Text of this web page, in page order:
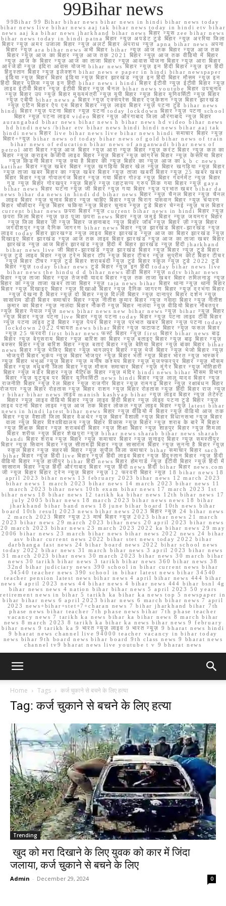
99Bihar news
99Bihar 99 Bihar bihar news bihar news in hindi bihar news today
bihar news live bihar news aaj tak bihar news today in hindi etv bihar
news aaj ka bihar news jharkhand bihar news बिहार न्यूस zee bihar news
bihar news today in hindi patna बिहार न्यूज़ अपडेट टुडे बिहार न्यूज़ अररिया जिला
बिहार न्यूज़ अमर उजाला बिहार न्यूज़ अलर्ट बिहार अपराध न्यूज़ apna bihar news अपना
बिहार न्यूज़ ara bihar news अभी बिहार bihar न्यूज़ आज तक बिहार न्यूज़ आज तक
बिहार न्यूज़ आज का बिहार न्यूज़ आज तक 2021 बिहार न्यूज़ आज तक वीडियो में बिहार
न्यूज़ आज के बिहार न्यूज़ आज का ताजा बिहार न्यूज़ आवास योजना बिहार न्यूज़ आरा बिहार
आरजेडी न्यूज़ इंदिरा आवास योजना bihar news बिहार न्यूज़ इन हिंदी बिहार न्यूज़ इन हिंदी
हिंदुस्तान बिहार न्यूज़ इलेक्शन bihar news e paper in hindi bihar newspaper
इंडिया न्यूज़ बिहार बिहार इंडिया न्यूज़ बिहार झारखंड न्यूज़ इन हिंदी बिहार मौसम न्यूज़ इन
हिंदी बिहार पुलिस न्यूज़ इन हिंदी bihar news i hindi बिहार ईटीवी न्यूज़ ईटीवी बिहार न्यूज़
लाइव ईटीवी बिहार न्यूज़ ईटीवी बिहार न्यूज़ चैनल bihar news youtube बिहार उपचुनाव
न्यूज़ बिहार उप न्यूज़ बिहार मुख्यमंत्री न्यूज़ यूपी बिहार न्यूज़ बिहार यूनिवर्सिटी न्यूज़ बिहार
न्यूज़ एबीपी bihar news a बिहार न्यूज़ एक्सप्रेस बिहार एजुकेशन न्यूज़ बिहार झारखंड
न्यूज़ एटिन बिहार ऐप एम बिहार बिहार न्यूज़ लाइव बिहार न्यूज़ पटना टुडे bihar news
hindi बिहार न्यूज़ पटना बिहार न्यूज़ पटना today lockdown बिहार न्यूज़ पटना school
बिहार न्यूज़ पटना लाइव video बिहार न्यूज़ औरंगाबाद जिला औरंगाबाद न्यूज़ बिहार
aurangabad bihar news bihar news h bihar news hd video bihar news
hd hindi news /bihar etv bihar news hindi hindi news bihar aaj tak
hindi news बिहार live bihar news live bihar news hindi समाचार बिहार न्यूज़
बिहार+न्यूज़ bihar news of today bihar news of gold bihar news of train
bihar news of education bihar news of anganwadi bihar news of
petrol आरा बिहार न्यूज़ आज बिहार न्यूज़ आरा न्यूज़ बिहार न्यूज़ करंट बिहार न्यूज़ कल का
बिहार न्यूज़ क्राइम केजीपी लाइव बिहार न्यूज़ बिहार न्यूज़ कांग्रेस बिहार न्यूज़ केसरिया बिहार
न्यूज़ किडनी बिहार न्यूज़ क्या है बिहार की न्यूज़ बिहार का न्यूज़ आज का k b c news
katihar बिहार न्यूज़ खबर बिहार न्यूज़ खगड़िया बिहार खेल न्यूज़ बिहार खगड़िया न्यूज़ बिहार
न्यूज़ ताजा खबर बिहार का न्यूज़ खबर बिहार न्यूज़ ताजा खबरी बिहार न्यूज़ 25 खबर खबर
बिहार बिहार न्यूज़ गोपालगंज बिहार न्यूज़ गया बिहार गोल्ड न्यूज़ बिहार गवर्नमेंट न्यूज़ बिहार
गुड न्यूज़ बिहार गोरखपुर न्यूज़ बिहार न्यूज़ व्हाट्सप्प ग्रुप लिंक गया बिहार न्यूज़ gaya
bihar news बिहार घटना न्यूज़ जी बिहार न्यूज़ गया बिहार न्यूज़ प्रभात खबर bihar da
news bihar da news in hindi dd bihar news बिहार न्यूज़ चैनल बिहार न्यूज़ चैनल
लाइव बिहार न्यूज़ चुनाव बिहार न्यूज़ चाहिए बिहार न्यूज़ चिराग पासवान बिहार न्यूज़ चंपारण
बिहार चौकीदार न्यूज़ बिहार चकिया न्यूज़ बिहार चुनाव न्यूज़ टुडे बिहार चेन्नई न्यूज़ चल बिहार
current bihar news छपरा बिहार न्यूज़ current bihar news in hindi बिहार न्यूज़
छपरा जिला बिहार न्यूज़ छठ पूजा छपरा news बिहार न्यूज़ जमुई बिहार न्यूज़ जयनगर बिहार
न्यूज़ जिला बिहार जी न्यूज़ बिहार जहानाबाद न्यूज़ बिहार जॉब न्यूज़ बिहार ज़ी न्यूज़ बिहार
जगदीशपुर न्यूज़ दैनिक जागरण bihar news बिहार न्यूज़ झारखंड बिहार-झारखंड न्यूज़
लाइव today बिहार झारखण्ड न्यूज़ लाइव बिहार झारखंड न्यूज़ आज का बिहार झारखंड न्यूज़
दिखाइए बिहार झारखंड न्यूज़ आज तक लाइव बिहार झारखंड न्यूज़ आज का ताजा खबर बिहार
झारखंड न्यूज़ आज बिहार झारखंड न्यूज़ हिंदी में बिहार झारखंड न्यूज़ हिंदी jharkhand
bihar news live जी बिहार-झारखंड न्यूज़ झारखंड बिहार न्यूज़ बिहार न्यूज़ टुडे बिहार
न्यूज़ टुडे लाइव बिहार न्यूज़ ट्रेन बिहार टॉप न्यूज़ बिहार टीचर न्यूज़ सुप्रीम कोर्ट बिहार टीचर
न्यूज़ बिहार टीचर न्यूज़ टुडे बिहार शराबबंदी न्यूज़ टुडे बिहार स्कूल न्यूज़ टुडे 2022 टुडे
बिहार न्यूज़ today bihar news टुडे बिहार न्यूज़ इन हिंदी today bihar news live
bihar news the hindu d d bihar news डीडी बिहार न्यूज़ ndtv bihar news
बिहार न्यूज़ ताजा बिहार न्यूज़ तेजस्वी यादव बिहार न्यूज़ तक ताजा खबर बिहार तमिलनाडु न्यूज़
बिहार का न्यूज़ ताजा खबर ताजा बिहार न्यूज़ taja news bihar बिहार थाना न्यूज़ थाना बिहार
बिहार न्यूज़ दिखाइए बिहार न्यूज़ दिखाओ बिहार न्यूज़ दैनिक जागरण बिहार न्यूज़ दरभंगा बिहार
न्यूज़ देखना है बिहार न्यूज़ दो बिहार न्यूज़ दिल्ली बिहार न्यूज़ दानापुर बिहार दर्शन न्यूज़
सासाराम डीडी बिहार समाचार बिहार न्यूज़ नीतीश कुमार बिहार न्यूज़ नवादा बिहार न्यूज़ नीतीश
कुमार का बिहार न्यूज़ नालंदा बिहार नौकरी न्यूज़ बिहार नालंदा न्यूज़ वीडियो बिहार नौबतपुर
न्यूज़ बिहार नेपाल न्यूज़ news bihar news new bihar news न्यूज़ bihar न्यूज़ बिहार
न्यूज़ बिहार न्यूज़ पटना live बिहार न्यूज़ पटना today बिहार न्यूज़ पटना लाइव टीवी बिहार
न्यूज़ पटना लाइव टुडे बिहार न्यूज़ पेपर बिहार न्यूज़ प्रभात खबर बिहार न्यूज़ पटना today
lockdown 2022 पंचायत news bihar बिहार न्यूज़ फटाफट बिहार न्यूज़ फसल बिहार
न्यूज़ 25 फरवरी first bihar news फर्स्ट बिहार न्यूज़ first बिहार bihar news बाढ़
बिहार न्यूज़ बेगूसराय बिहार न्यूज़ बारिश का बिहार न्यूज़ बताइए बिहार न्यूज़ बाढ़ बिहार न्यूज़
बक्सर बिहार न्यूज़ बारिश बिहार न्यूज़ बताएं बिहार न्यूज़ बेतिया बिहार न्यूज़ बांका बिहार bihar
news बिहार न्यूज़ भेजिए बिहार न्यूज़ भागलपुर बिहार न्यूज़ भेजें बिहार न्यूज़ भेजो बिहार न्यूज़
भोजपुरी बिहार भूकंप न्यूज़ बिहार भोजपुर न्यूज़ बिहार भर्ती न्यूज़ बिहार भारत न्यूज़ भास्कर
न्यूज़ बिहार भभुआ न्यूज़ बिहार न्यूज़ मनीष कश्यप बिहार न्यूज़ मुजफ्फरपुर बिहार न्यूज़ मौसम
बिहार न्यूज़ मधुबनी जिला बिहार न्यूज़ मौसम समाचार बिहार न्यूज़ मुंगेर बिहार न्यूज़ मोतिहारी
बिहार न्यूज़ मर्डर बिहार न्यूज़ मैट्रिक बिहार न्यूज़ मंदिर hindi news bihar मौसम विभाग
बिहार न्यूज़ यूट्यूब पर बिहार यूनिवर्सिटी news hindi बिहार न्यूज़ लालू यादव बिहार न्यूज़
राजनीति बिहार न्यूज़ रेल बिहार न्यूज़ राजगीर बिहार न्यूज़ रामगढ़ बिहार न्यूज़ रक्षाबंधन बिहार
रोजगार न्यूज़ बिहार रोहतास न्यूज़ बिहार राशन न्यूज़ बिहार रोहतास न्यूज़ हिंदी बिहार राज न्यूज़
r bihar bihar news लाइव manish kashyap bihar न्यूज़ लाइव बिहार न्यूज़ लेटेस्ट
बिहार न्यूज़ लाइव वीडियो बिहार न्यूज़ लाइव हिंदी बिहार न्यूज़ लाइव पटना टुडे बिहार न्यूज़
लाइव पटना बिहार लाइव न्यूज़ आज तक बिहार लोकल न्यूज़ लाइव बिहार न्यूज़ latest bihar
news in hindi latest bihar news बिहार न्यूज़ वीडियो में बिहार न्यूज़ वीडियो आज तक
बिहार न्यूज़ वैशाली जिला बिहार वेअथेर न्यूज़ बिहार वैशाली न्यूज़ बिहार विधानसभा न्यूज़ बिहार
वाला न्यूज़ बिहार विश्वविद्यालय न्यूज़ बिहार विकास न्यूज़ बिहार न्यूज़ शराब के बारे में बिहार
न्यूज़ शिक्षक बिहार न्यूज़ शराबबंदी बिहार न्यूज़ शिक्षा बिहार न्यूज़ शाहपुर बिहार न्यूज़ शिमला
बिहार शरीफ न्यूज़ बिहार शेखपुरा न्यूज़ bihar news sharab bihar news sharab
bandi बिहार शराब न्यूज़ बिहार न्यूज़ समाचार बिहार न्यूज़ सुनाइए बिहार न्यूज़ समस्तीपुर
बिहार न्यूज़ सिवान बिहार न्यूज़ सीतामढ़ी बिहार न्यूज़ सासाराम बिहार न्यूज़ सुनना है बिहार न्यूज़
स्कूल बिहार न्यूज़ सहरसा बिहार न्यूज़ सुपौल जिला समाचार bihar समाचार बिहार sach
bihar बिहार न्यूज़ हिंदी live बिहार न्यूज़ हिंदी लाइव बिहार न्यूज़ हिंदुस्तान बिहार न्यूज़ हिंदी
वीडियो बिहार न्यूज़ हाजीपुर bihar हिंदी news बिहार होमगार्ड न्यूज़ ईटीवी बिहार न्यूज़ हिंदी में
सासाराम बिहार न्यूज़ हिंदी औरंगाबाद बिहार न्यूज़ हिंदी news हिंदी bihar बिहार news.com
जी न्यूज बिहार बिहार ट्रेन न्यूज़ बिहार न्यूज़ 12 फरवरी बिहार न्यूज़ 18 bihar news 18
april 2023 bihar news 13 february 2023 bihar news 12 march 2023
bihar news 1 march 2023 bihar news 14 march 2023 bihar news 11
march 2023 bihar news 10th exam bihar news 17 march 2023 1st
bihar news 18 bihar news 12 tarikh ka bihar news 12th bihar news 17
july 2005 bihar news 18 march 2023 bihar news news 18 bihar
jharkhand bihar band news 18 june bihar board 10th news bihar
board 10th result 2023 news bihar news 2023 बिहार न्यूज़ 24 bihar news
2 march 2023 बिहार न्यूज़ 23 मार्च बिहार न्यूज़ 2023 bihar news 21 march
2023 bihar news 29 march 2023 bihar news 20 april 2023 bihar news
20 march 2023 bihar news 23 march 2023 2022 ka bihar news 29 may
2006 bihar news 23 march bihar news bihar news 2022 news 24 bihar
asv bihar current news 2022 bihar stet news today 2022 bihar
darbhanga fast news 24 bihar board news 2022 bihar school news
today 2022 bihar news 31 march bihar news 3 april 2023 bihar news
31 march 2023 bihar news 30 march 2023 bihar news 30 march bihar
news 30 tarikh bihar news 3 tarikh bihar news 360 bihar news 38
32nd bihar judiciary news 390 school in bihar current news bihar
34540 teacher news 390 school in bihar latest news bihar 34540
teacher pension latest news bihar news 4 april bihar news 444 bihar
news 4 april 2023 news 44 bihar news 4 bihar news 444 bihar bsnl 4g
bihar news news 4 nation bihar bihar news 5 april 2023 50 years
retirement news in bihar 5 tarikh ka bihar ka news top 5 newspaper in
bihar bihar news 6 april 2023 bihar news 6 march bihar news 7 april
2023 news+bihar+stet+7+charan news 7 bihar jharkhand bihar 7th
phase news bihar teacher 7th phase news bihar 7th phase teacher
vacancy news 7 tarikh ka news bihar ka bihar news 8 march bihar
news 8 march 2023 8 tarikh ka bihar ka news bihar news 9 february
bihar news 9 tarikh ka 9 भारत न्यूज़ लाइव 9 भारत न्यूज़ 9 bharat news hindi
9 bharat news channel live 94000 teacher vacancy in bihar today
news bihar 9th board news bihar board 9th class news 9 bharat news
channel tv9 bharat news live youtube t v 9 bharat news
Home Tags कर्ज चुकाने से बचने के लिए हत्या
Tag: कर्ज चुकाने से बचने के लिए हत्या
Trending
खुद को मरा दिखाने के लिए युवक को कार में जिंदा
जलाया, कर्ज चुकाने से बचने के लिए
Admin - December 29, 2024 0